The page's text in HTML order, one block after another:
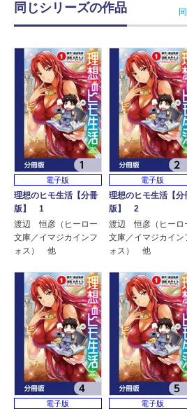
同じシリーズの作品
電子版
理想のヒモ生活【分冊
版】 1
渡辺 恒彦（ヒーロー
文庫／イマジカインフ
ォス） 他
電子版
理想のヒモ生活【分
版】 2
渡辺 恒彦（ヒーロ
文庫／イマジカイン
ォス） 他
電子版 電子版